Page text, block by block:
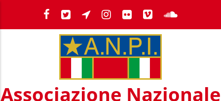
contenuto
Associazione Nazionale